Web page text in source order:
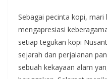
Sebagai pecinta kopi,
mengapresiasi
setiap tegukan kopi
sejarah dan perjalanan
sebuah kekayaan alam